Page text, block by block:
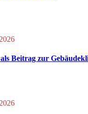
Beitrag zur